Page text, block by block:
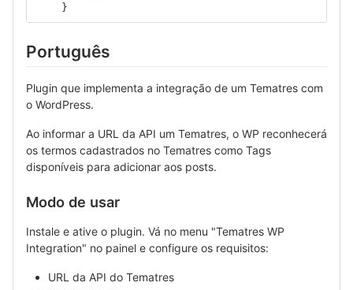
}
Português
Plugin que implementa a integração de um Tematres com
o WordPress.
Ao informar a URL da API um Tematres, o WP reconhecerá
os termos cadastrados no Tematres como Tags
disponíveis para adicionar aos posts.
Modo de usar
Instale e ative o plugin. Vá no menu "Tematres WP
Integration" no painel e configure os requisitos:
URL da API do Tematres